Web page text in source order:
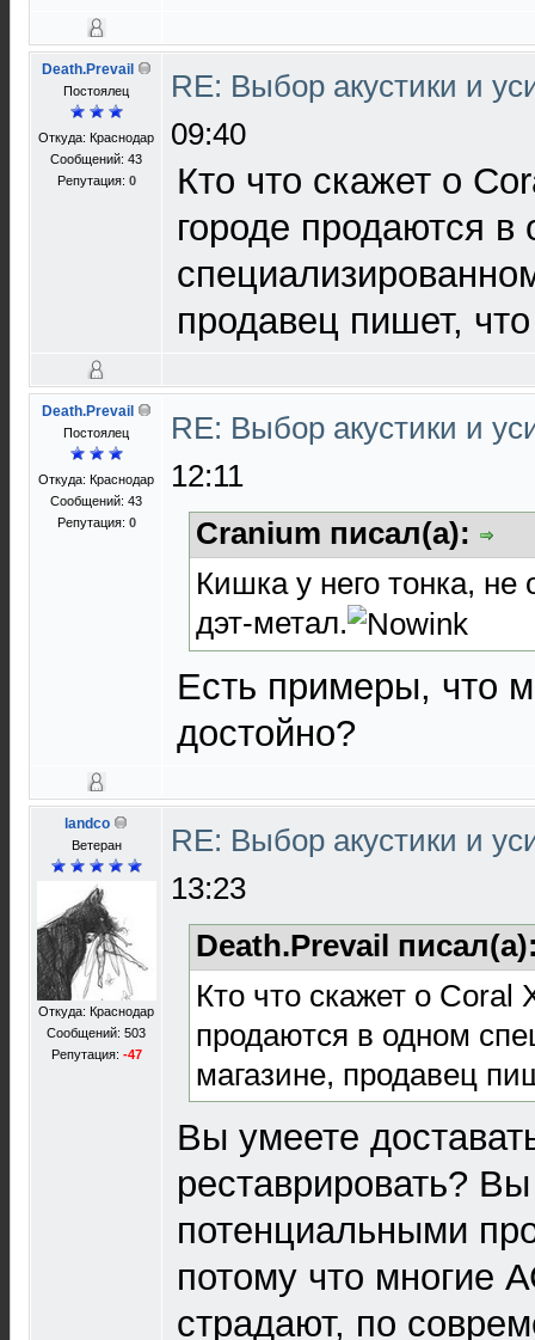
Death.Prevail
Постоялец
Откуда: Краснодар
Сообщений: 43
Репутация: 0
RE: Выбор акустики и
09:40
Кто что скажет о
городе продаются в
продавец пишет,
Death.Prevail
Постоялец
Откуда: Краснодар
Сообщений: 43
Репутация: 0
RE: Выбор акустики и
12:11
Cranium писал(а):
Кишка у него тонка, не
дэт-метал.
Есть примеры, что
достойно?
landco
Ветеран
Откуда: Краснодар
Сообщений: 503
Репутация: -47
RE: Выбор акустики и
13:23
Death.Prevail
Кто что скажет о Coral
продаются в одном
магазине, продавец
Вы умеете
реставрировать?
потенциальными
потому что многие
страдают, по